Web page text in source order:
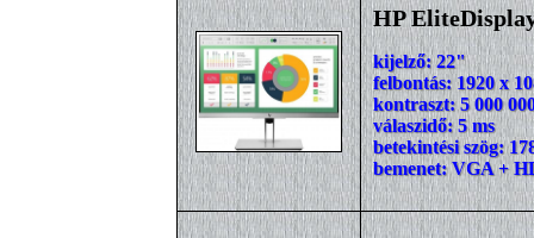
HP
kijelző: 22"
felbontás: 1920 x
kontraszt: 5 000
válaszidő: 5 ms
betekintési szög:
bemenet: VGA +